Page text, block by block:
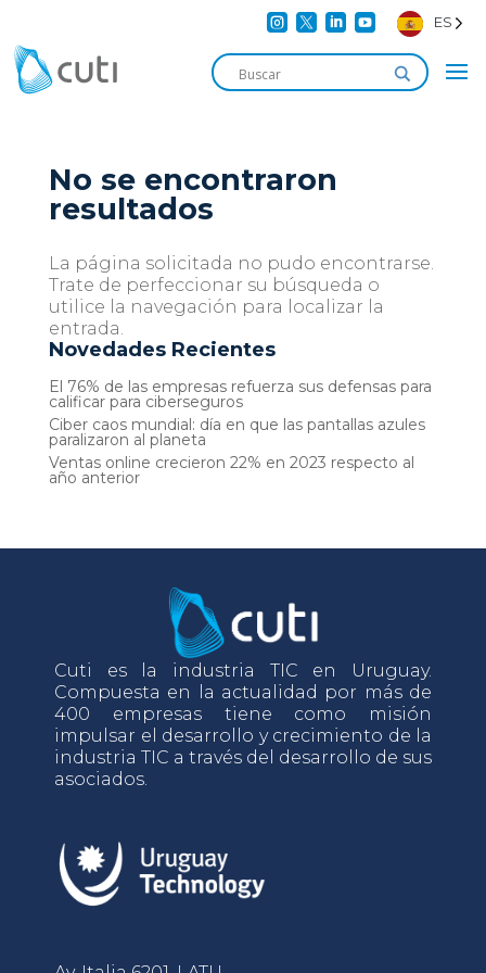
    ES
No se encontraron
resultados
La página solicitada no pudo encontrarse.
Trate de perfeccionar su búsqueda o
utilice la navegación para localizar la
entrada.
Novedades Recientes
El 76% de las empresas refuerza sus defensas para
calificar para ciberseguros
Ciber caos mundial: día en que las pantallas azules
paralizaron al planeta
Ventas online crecieron 22% en 2023 respecto al
año anterior
Cuti es la industria TIC en Uruguay.
Compuesta en la actualidad por más de
400 empresas tiene como misión
impulsar el desarrollo y crecimiento de la
industria TIC a través del desarrollo de sus
asociados.